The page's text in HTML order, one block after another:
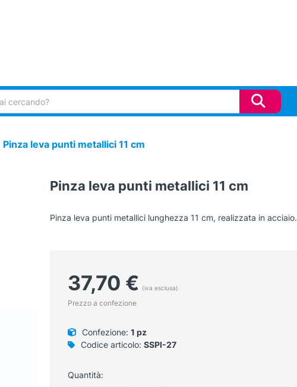
Pinza leva punti metallici 11 cm
Pinza leva punti metallici 11 cm
Pinza leva punti metallici lunghezza 11 cm, realizzata in acciaio.
37,70 € (iva esclusa)
Prezzo a confezione
Confezione: 1 pz
Codice articolo: SSPI-27
Quantità: